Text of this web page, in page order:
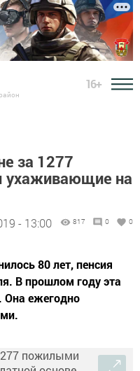
16+
за 1277
на
- 13:00 817 0 0
80 лет, пенсия
В прошлом году эта
Она ежегодно